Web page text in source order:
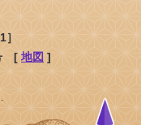
[ 地図 ]